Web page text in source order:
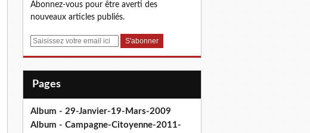
Abonnez-vous pour être averti des
nouveaux articles publiés.
E
Pages
Album - 29-Janvier-19-Mars-2009
Album - Campagne-Citoyenne-2011-